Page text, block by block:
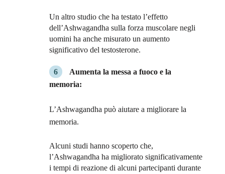
Un altro studio che ha testato l’effetto
dell’Ashwagandha sulla forza muscolare negli
uomini ha anche misurato un aumento
significativo del testosterone.
Aumenta la messa a fuoco e la
memoria:
L’Ashwagandha può aiutare a migliorare la
memoria.
Alcuni studi hanno scoperto che,
l’Ashwagandha ha migliorato significativamente
i tempi di reazione di alcuni partecipanti durante